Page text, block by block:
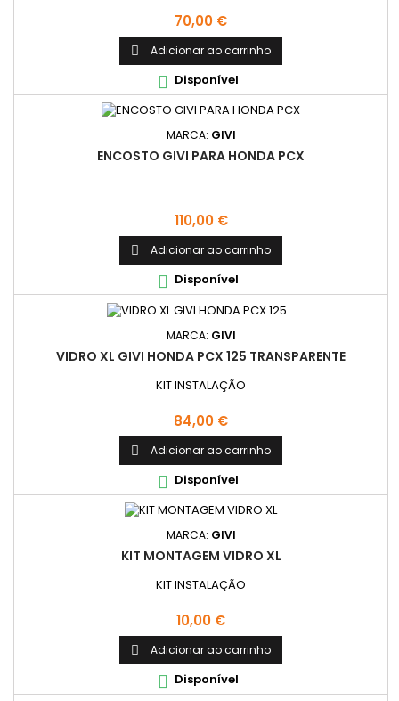
Preço
70,00 €
 Adicionar ao carrinho
 Disponível
MARCA: GIVI
ENCOSTO GIVI PARA HONDA PCX
Preço
110,00 €
 Adicionar ao carrinho
 Disponível
MARCA: GIVI
VIDRO XL GIVI HONDA PCX 125 TRANSPARENTE
KIT INSTALAÇÃO
Preço
84,00 €
 Adicionar ao carrinho
 Disponível
MARCA: GIVI
KIT MONTAGEM VIDRO XL
KIT INSTALAÇÃO
Preço
10,00 €
 Adicionar ao carrinho
 Disponível